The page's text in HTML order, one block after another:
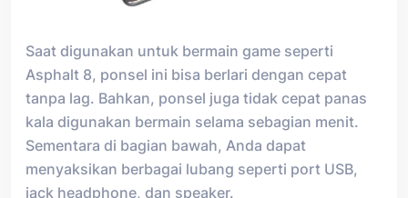
Saat digunakan untuk bermain game seperti
Asphalt 8, ponsel ini bisa berlari dengan cepat
tanpa lag. Bahkan, ponsel juga tidak cepat panas
kala digunakan bermain selama sebagian menit.
Sementara di bagian bawah, Anda dapat
menyaksikan berbagai lubang seperti port USB,
jack headphone, dan speaker.